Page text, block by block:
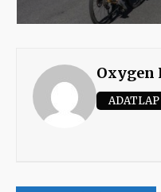
Oxygen
ADATLAP